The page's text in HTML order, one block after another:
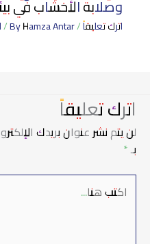
وصلابة الأخشاب في
اترك تعليقاً/
/ ByHamza Antar
اترك تعليقاً
لن يتم نشر عنوان بريدك
بـ*
اكتب
هنا...